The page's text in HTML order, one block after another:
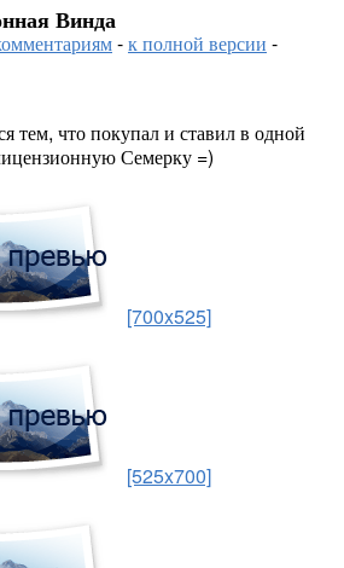
Винда
-к полной версии -
тем, что покупал и ставил в одной
Семерку =)
[700x525]
[525x700]